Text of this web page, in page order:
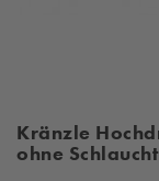
Kränzle
ohne